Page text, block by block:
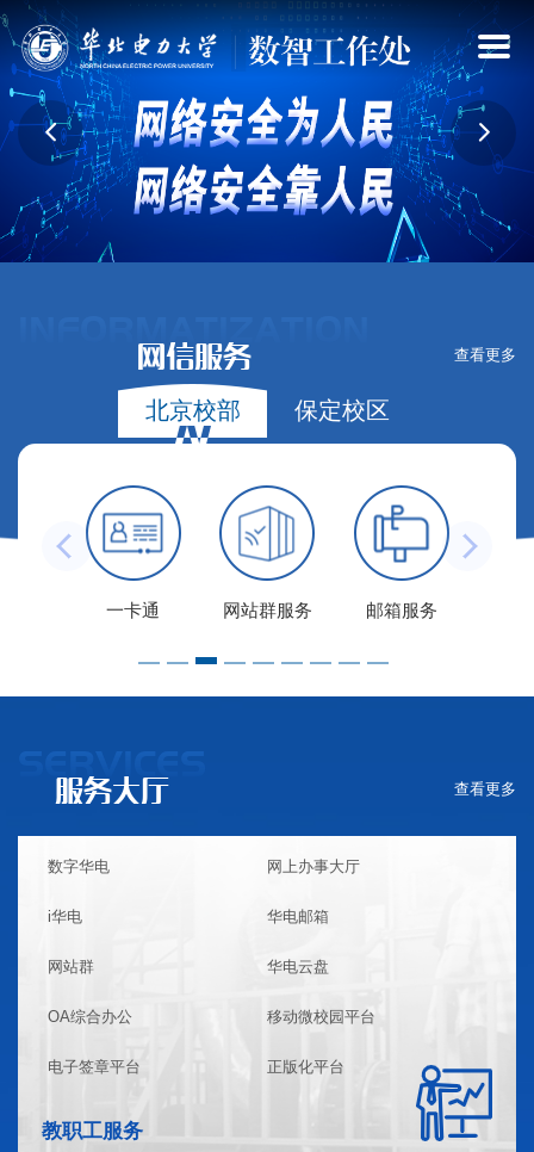
网信服务 查看更多
北京校部 保定校区
一卡通 网站群服务 邮箱服务
服务大厅 查看更多
数字华电 网上办事大厅
i华电 华电邮箱
网站群 华电云盘
OA综合办公 移动微校园平台
电子签章平台 正版化平台
教职工服务